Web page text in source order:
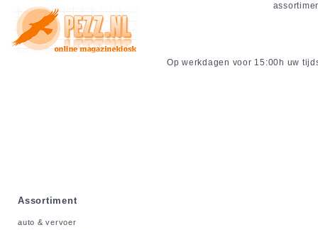
Op werkdagen voor 15:00h uw
Assortiment
auto & vervoer